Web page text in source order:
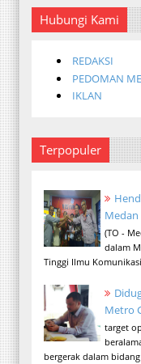
Hubungi Kami
REDAKSI
PEDOMAN
IKLAN
Terpopuler
Medan
(TO -
dalam
Tinggi Ilmu
Metro
target
bergerak dalam